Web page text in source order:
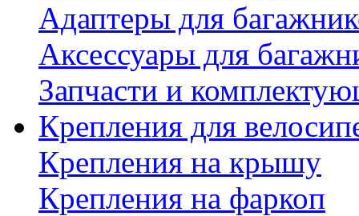
Адаптеры для
Аксессуары для
Запчасти и
Крепления для
Крепления на крышу
Крепления на фаркоп